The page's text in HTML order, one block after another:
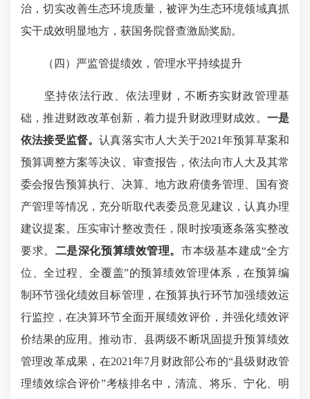
治，切实改善生态环境质量，被评为生态环境领域真抓
实干成效明显地方，获国务院督查激励奖励。
（四）严监管提绩效，管理水平持续提升
坚持依法行政、依法理财，不断夯实财政管理基
础，推进财政改革创新，着力提升财政理财成效。 一是
依法接受监督。认真落实市人大关于2021年预算草案和
预算调整方案等决议、审查报告，依法向市人大及其常
委会报告预算执行、决算、地方政府债务管理、国有资
产管理等情况，充分听取代表委员意见建议，认真办理
建议提案。压实审计整改责任，限时按项逐条落实整改
要求。 二是深化预算绩效管理。 市本级基本建成“全方
位、全过程、全覆盖”的预算绩效管理体系，在预算编
制环节强化绩效目标管理，在预算执行环节加强绩效运
行监控，在决算环节全面开展绩效评价，并强化绩效评
价结果的应用。推动市、县两级不断巩固提升预算绩效
管理改革成果，在2021年7月财政部公布的“县级财政管
理绩效综合评价”考核排名中，清流、将乐、宁化、明